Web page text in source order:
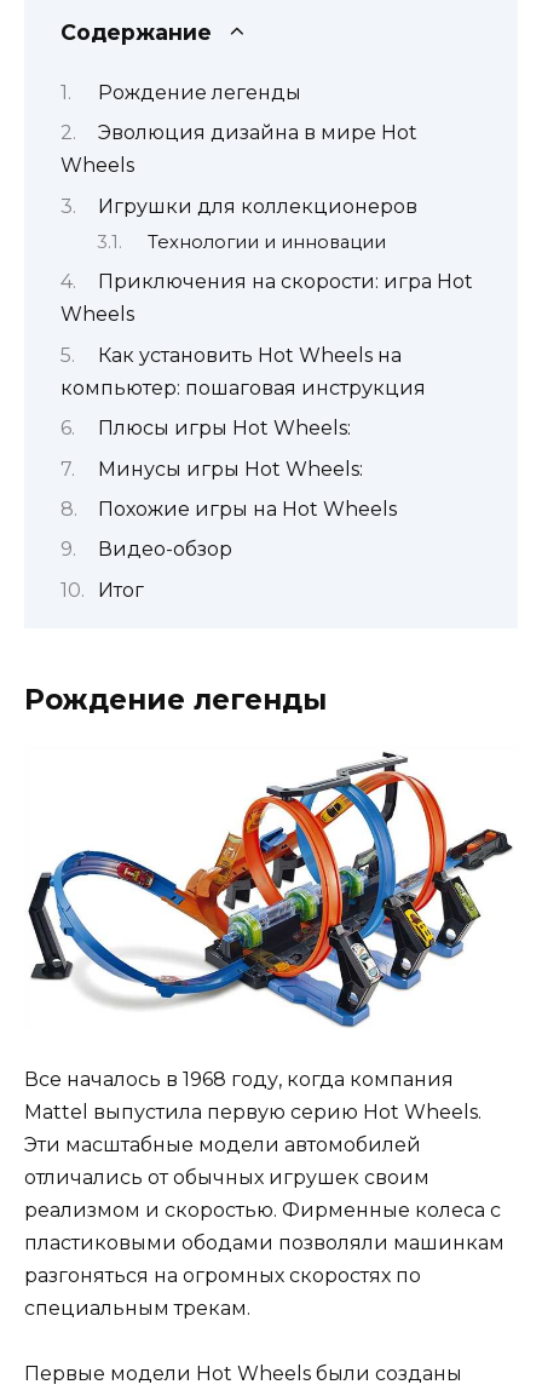
Содержание
Рождение легенды
Эволюция дизайна в мире Hot
Wheels
Игрушки для коллекционеров
Технологии и инновации
Приключения на скорости: игра Hot
Wheels
Как установить Hot Wheels на
компьютер: пошаговая инструкция
Плюсы игры Hot Wheels:
Минусы игры Hot Wheels:
Похожие игры на Hot Wheels
Видео-обзор
Итог
Рождение легенды
Все началось в 1968 году, когда компания
Mattel выпустила первую серию Hot Wheels.
Эти масштабные модели автомобилей
отличались от обычных игрушек своим
реализмом и скоростью. Фирменные колеса с
пластиковыми ободами позволяли машинкам
разгоняться на огромных скоростях по
специальным трекам.
Первые модели Hot Wheels были созданы